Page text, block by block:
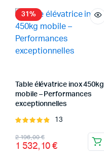
était :
372,99 €.
est :
296,75 €.
31%
Table élévatrice inox 450kg
mobile – Performances
exceptionnelles
Note
13
2 196,00€
Le
prix
1 532,10€
Le
prix